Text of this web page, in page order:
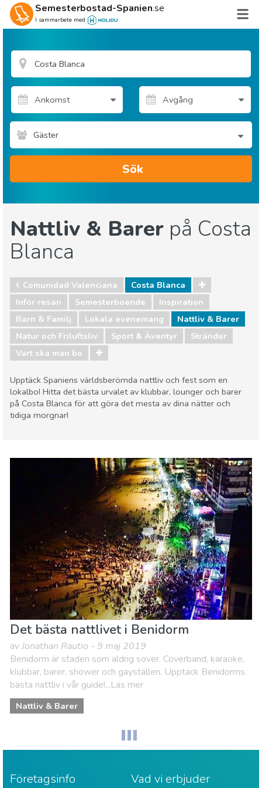
Semesterbostad-Spanien.se
I sammarbete med
Gäster
Sök
Nattliv & Barer på Costa
Blanca
Comunidad Valenciana
Costa Blanca
Inför resan
Semesterboende
Inspiration
Barn & Familj
Lokala evenemang
Nattliv & Barer
Natur och Friluftsliv
Sport & Äventyr
Stränder
Vart ska man bo
Upptäck Spaniens världsberömda nattliv och fest som en
lokalbo! Hitta det bästa urvalet av klubbar, lounger och barer
på Costa Blanca för att göra det mesta av dina nätter och
tidiga morgnar!
Lokala evenemang
Nattliv & Barer
Sport & Äventyr
Stränder
Vart ska man bo
Det bästa nattlivet i Benidorm
av Jonathan Rautio - 9 maj 2019
Benidorm är staden som aldrig sover. Coverband, karaoke,
klubbar, barer, shower och gayställen. Upptäck Benidorms
bästa nattliv i vår guide!...Läs mer
Nattliv & Barer
Företagsinfo Vad vi erbjuder